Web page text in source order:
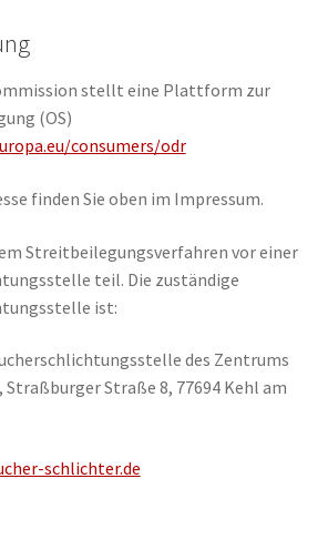
stellt eine Plattform zur
(OS)
consumers/odr
finden Sie oben im Impressum.
Streitbeilegungsverfahren vor einer
teil. Die zuständige
ist:
des Zentrums
Straßburger Straße 8, 77694 Kehl am
schlichter.de